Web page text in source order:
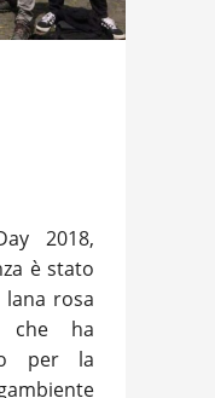
2018,
è stato
rosa
che ha
per la